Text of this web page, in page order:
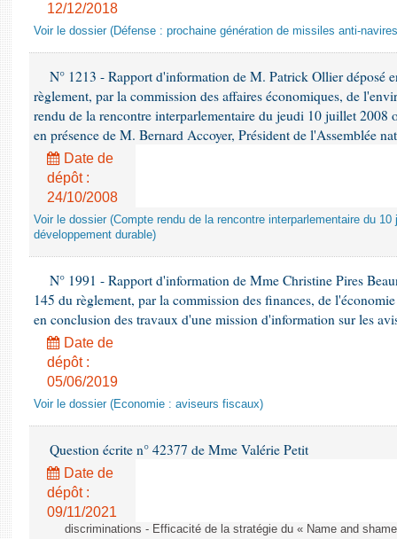
12/12/2018
Voir le dossier (Défense : prochaine génération de missiles anti-
N° 1213 - Rapport d'information de M. Patrick Ollier déposé
règlement, par la commission des affaires économiques, de
rendu de la rencontre interparlementaire du jeudi 10 juillet 2008
en présence de M. Bernard Accoyer, Président de l'Assemblée
Date de
dépôt :
24/10/2008
Voir le dossier (Compte rendu de la rencontre interparlementaire du
développement durable)
N° 1991 - Rapport d'information de Mme Christine Pires
145 du règlement, par la commission des finances, de
en conclusion des travaux d'une mission d'information sur les
Date de
dépôt :
05/06/2019
Voir le dossier (Economie : aviseurs fiscaux)
Question écrite n° 42377 de Mme Valérie Petit
Date de
dépôt :
09/11/2021
discriminations - Efficacité de la stratégie du « Name and